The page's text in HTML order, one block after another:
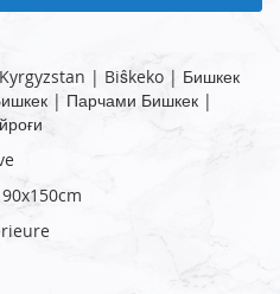
| Biŝkeko | Бишкек
| Парчами Бишкек |